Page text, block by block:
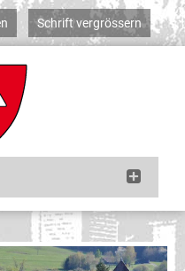
Schrift vergrössern